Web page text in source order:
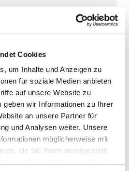
Cookies
um Inhalte und Anzeigen zu
für soziale Medien anbieten
auf unsere Website zu
geben wir Informationen zu Ihrer
an unsere Partner für
und Analysen weiter. Unsere
möglicherweise mit
die Sie ihnen bereitgestellt